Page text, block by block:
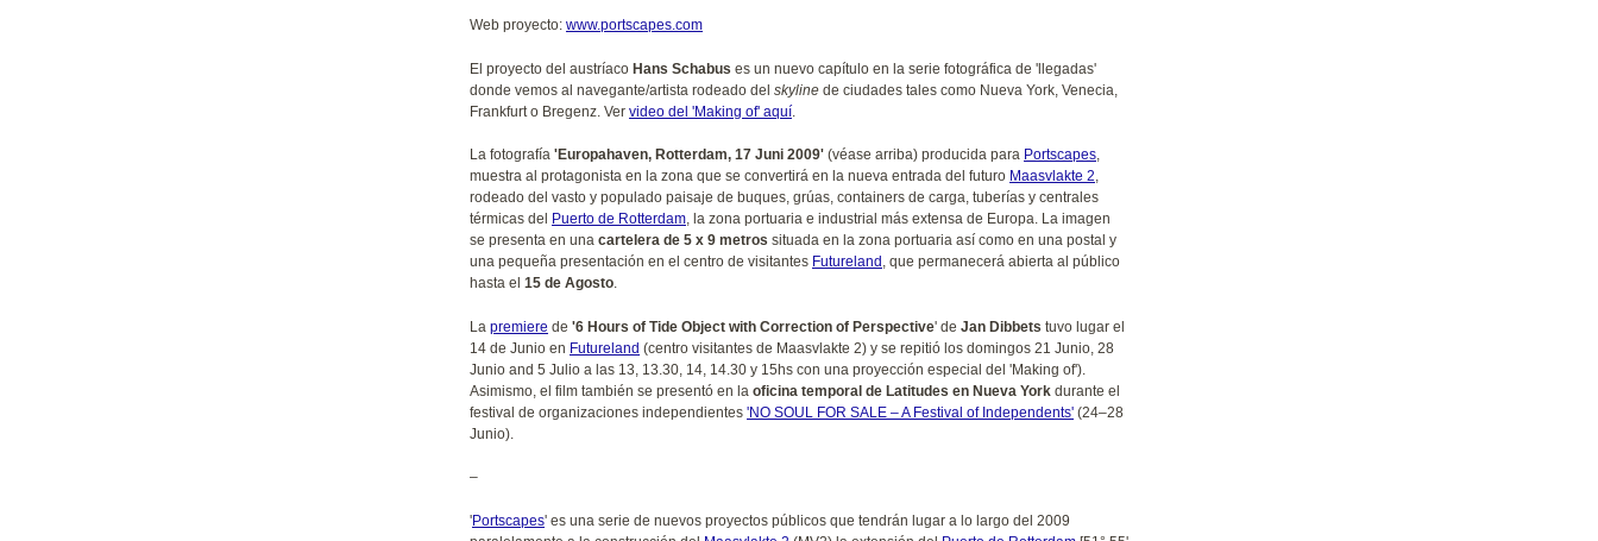
Web proyecto: www.portscapes.com
El proyecto del austríaco Hans Schabus es un nuevo capítulo en la serie fotográfica de 'llegadas'
donde vemos al navegante/artista rodeado del skyline de ciudades tales como Nueva York, Venecia,
Frankfurt o Bregenz. Ver video del 'Making of' aquí
La fotografía 'Europahaven, Rotterdam, 17 Juni 2009' (véase arriba) producida para Portscapes,
muestra al protagonista en la zona que se convertirá en la nueva entrada del futuro Maasvlakte 2,
rodeado del vasto y populado paisaje de buques, grúas, containers de carga, tuberías y centrales
térmicas del
Puerto de Rotterdam, la zona portuaria e industrial más extensa de Europa. La imagen
se presenta en una cartelera de 5 x 9 metros situada en la zona portuaria así como en una postal y
una pequeña presentación en el centro de visitantes Futureland , que permanecerá abierta al público
hasta el 15 de Agosto.
La premiere de '6 Hours of Tide Object with Correction of Perspective' de Jan Dibbets tuvo lugar el
14 de Junio en Futureland (centro visitantes de Maasvlakte 2) y se repitió los domingos 21 Junio, 28
Junio and 5 Julio a las 13, 13.30, 14, 14.30 y 15hs con una proyección especial del 'Making of').
Asimismo, el film también se presentó en la oficina temporal de Latitudes en Nueva York durante el
festival de organizaciones independientes 'NO SOUL FOR SALE – A Festival of Independents' (24–28
Junio).
–
'Portscapes' es una serie de nuevos proyectos públicos que tendrán lugar a lo largo del 2009